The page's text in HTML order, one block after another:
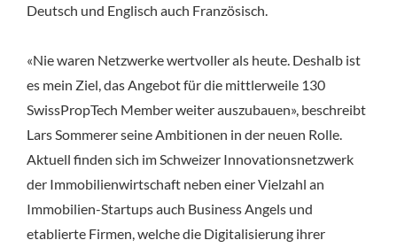
Deutsch und Englisch auch Französisch.
«Nie waren Netzwerke wertvoller als heute. Deshalb ist
es mein Ziel, das Angebot für die mittlerweile 130
SwissPropTech Member weiter auszubauen», beschreibt
Lars Sommerer seine Ambitionen in der neuen Rolle.
Aktuell finden sich im Schweizer Innovationsnetzwerk
der Immobilienwirtschaft neben einer Vielzahl an
Immobilien-Startups auch Business Angels und
etablierte Firmen, welche die Digitalisierung ihrer